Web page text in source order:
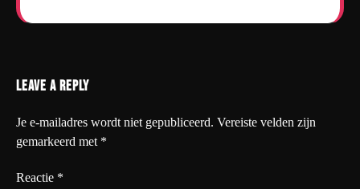
Leave a Reply
Je e-mailadres wordt niet gepubliceerd. Vereiste velden zijn
gemarkeerd met *
Reactie *